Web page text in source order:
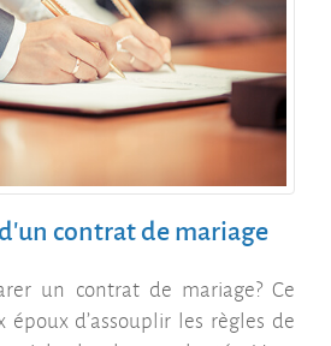
contrat de mariage
un contrat de mariage? Ce
d’assouplir les règles de